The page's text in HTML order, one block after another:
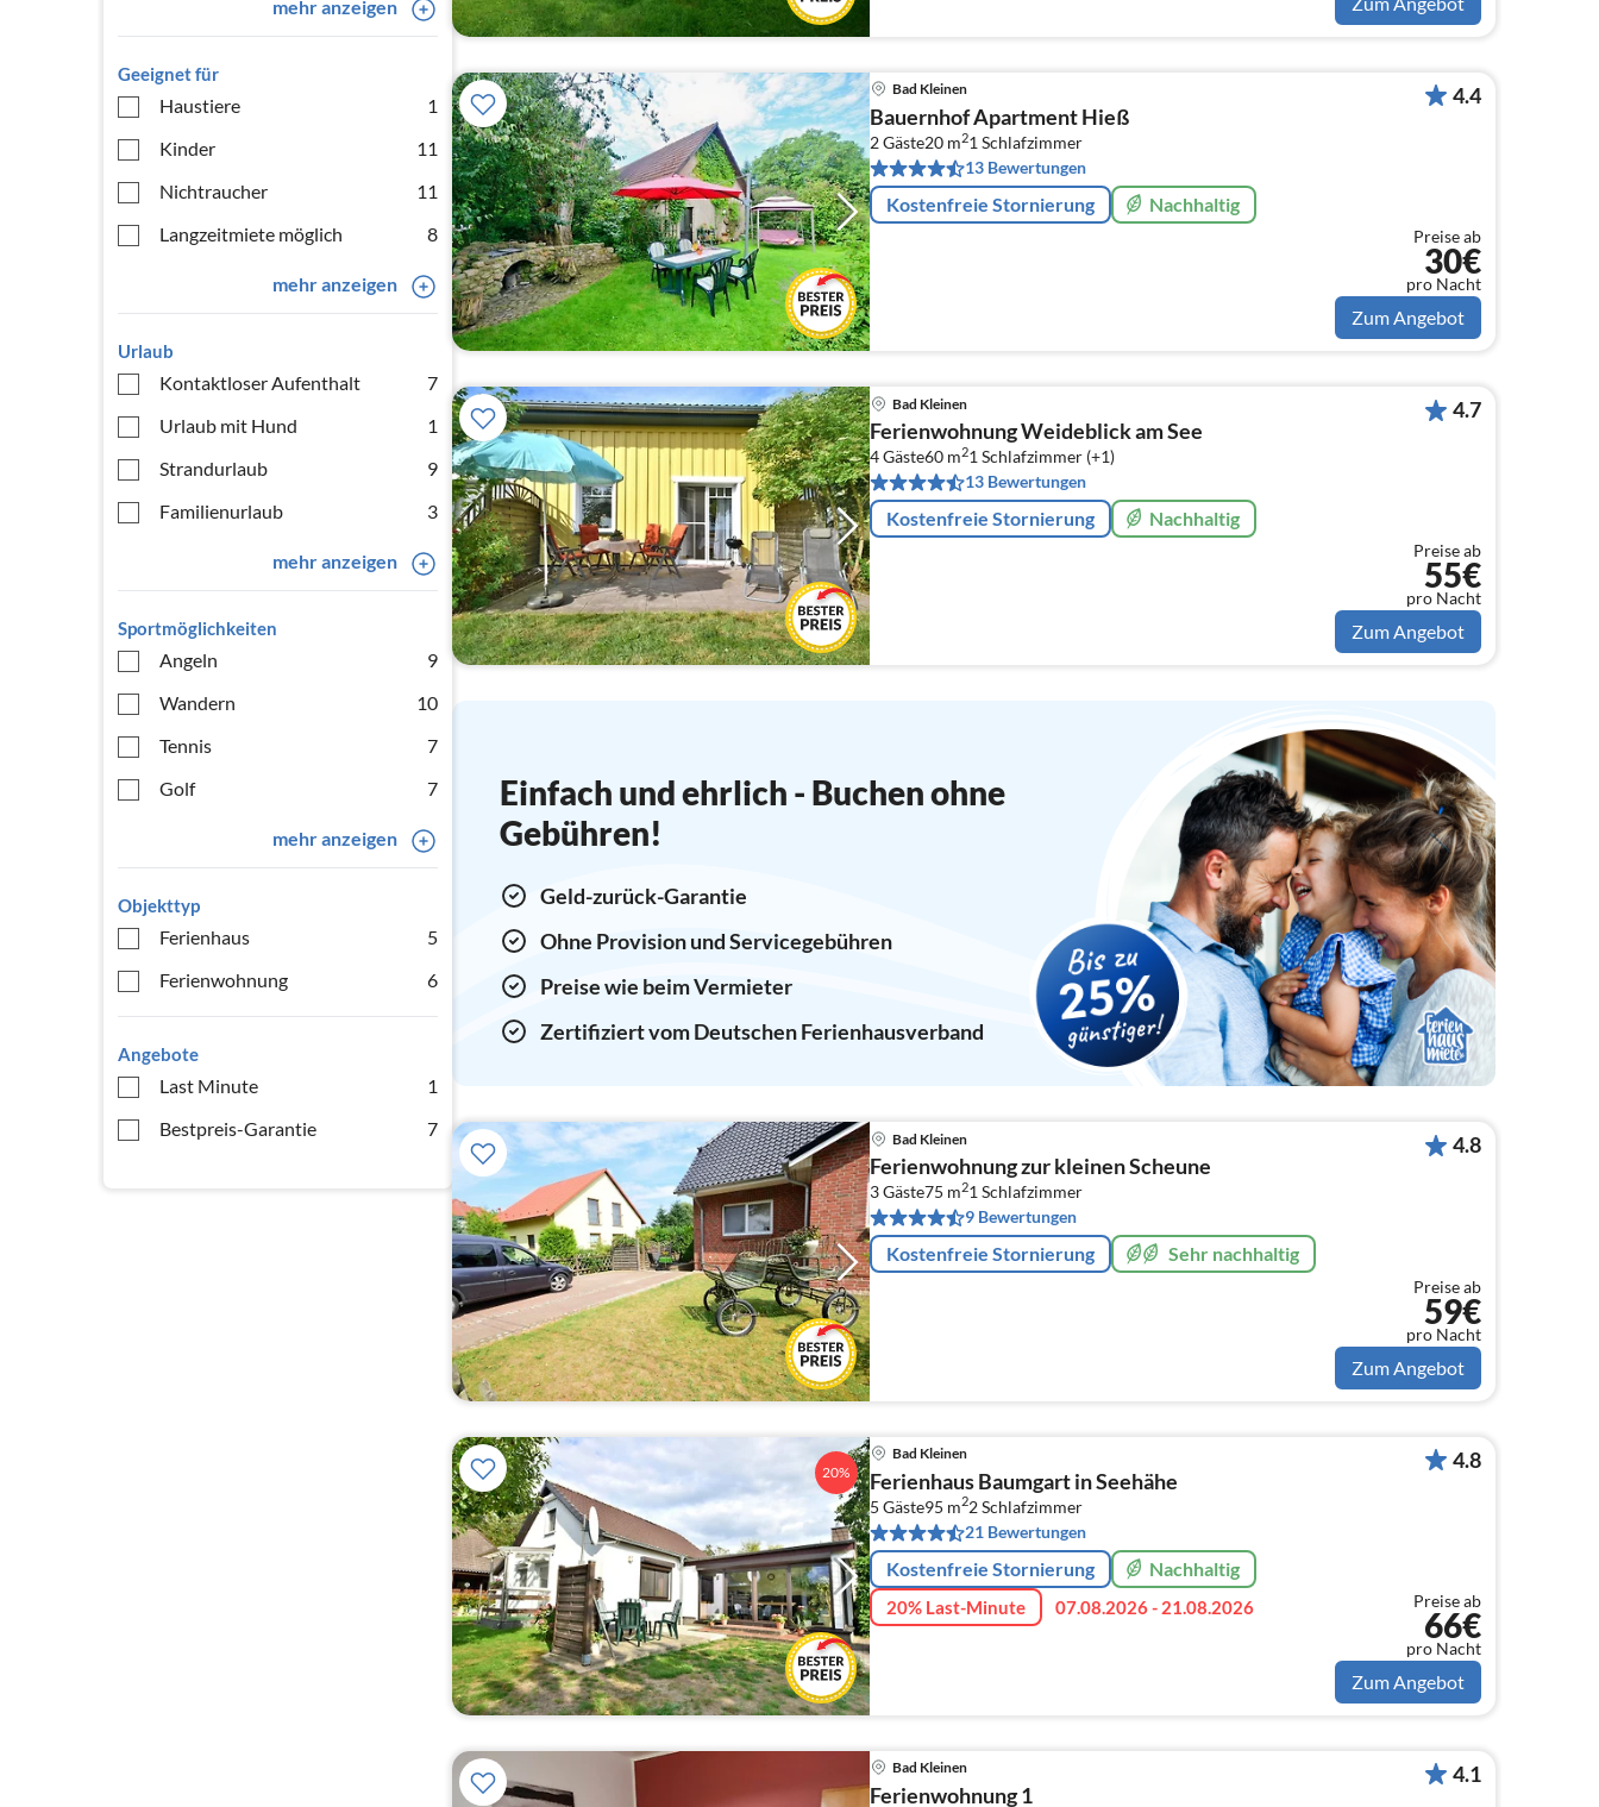
mehr anzeigen
Geeignet für
Haustiere
1
Kinder
11
Nichtraucher
11
Langzeitmiete möglich
8
mehr anzeigen
Urlaub
Kontaktloser Aufenthalt
7
Urlaub mit Hund
1
Strandurlaub
9
Familienurlaub
3
mehr anzeigen
Sportmöglichkeiten
Angeln
9
Wandern
10
Tennis
7
Golf
7
mehr anzeigen
Objekttyp
Ferienhaus
5
Ferienwohnung
6
Angebote
Last Minute
1
Bestpreis-Garantie
7
Bad Kleinen
Bauernhof Apartment Hieß
2 Gäste20 m21 Schlafzimmer
13 Bewertungen
Kostenfreie Stornierung Nachhaltig
4.4
Preise ab
30€
pro Nacht
Zum Angebot
Bad Kleinen
Ferienwohnung Weideblick am See
4 Gäste60 m21 Schlafzimmer (+1)
13 Bewertungen
Kostenfreie Stornierung Nachhaltig
4.7
Preise ab
55€
pro Nacht
Zum Angebot
Einfach und ehrlich - Buchen ohne
Gebühren!
Geld-zurück-Garantie
Ohne Provision und Servicegebühren
Preise wie beim Vermieter
Zertifiziert vom Deutschen Ferienhausverband
Bad Kleinen
Ferienwohnung zur kleinen Scheune
3 Gäste75 m21Schlafzimmer
9 Bewertungen
Kostenfreie Stornierung Sehr nachhaltig
4.8
Preise ab
59€
pro Nacht
Zum Angebot
20%
Bad Kleinen
Ferienhaus Baumgart in Seehähe
5 Gäste95 m22Schlafzimmer
21 Bewertungen
Kostenfreie Stornierung Nachhaltig
20% Last-Minute 07.08.2026 - 21.08.2026
4.8
Preise ab
66€
pro Nacht
Zum Angebot
Bad Kleinen
Ferienwohnung 1
4.1